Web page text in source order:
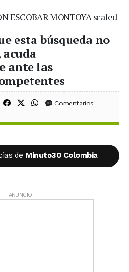
esta búsqueda no
acuda
ante las
Compartir en Facebook
Compartir en X (Twitter)
Compartir en WhatsApp
Comentarios
de Minuto30 Colombia
ANUNCIO